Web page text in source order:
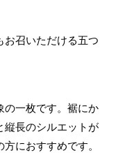
お召いただける五つ
の一枚です。裾にか
縦長のシルエットが
におすすめです。